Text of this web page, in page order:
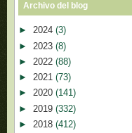
Archivo del blog
► 2024 (3)
► 2023 (8)
► 2022 (88)
► 2021 (73)
► 2020 (141)
► 2019 (332)
► 2018 (412)